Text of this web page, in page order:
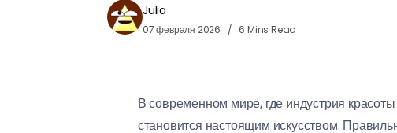
Julia
07 февраля 2026 6 Mins Read
В современном мире, где индустрия
становится настоящим искусством.